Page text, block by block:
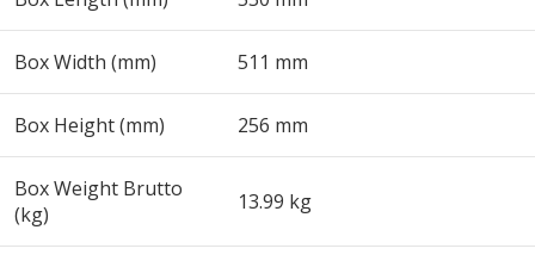
Box Width (mm) 511 mm
Box Height (mm) 256 mm
Box Weight Brutto
(kg)
13.99 kg